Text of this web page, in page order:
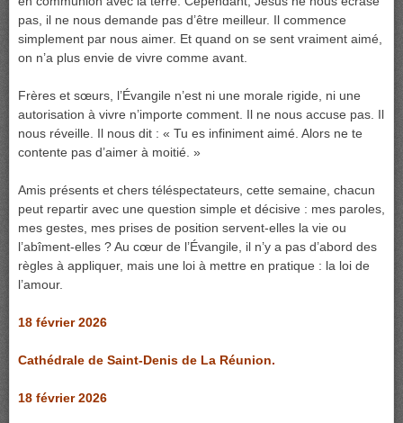
pas, il ne nous demande pas d’être meilleur. Il commence
simplement par nous aimer. Et quand on se sent vraiment aimé,
on n’a plus envie de vivre comme avant.
Frères et sœurs, l’Évangile n’est ni une morale rigide, ni une
autorisation à vivre n’importe comment. Il ne nous accuse pas. Il
nous réveille. Il nous dit : « Tu es infiniment aimé. Alors ne te
contente pas d’aimer à moitié. »
Amis présents et chers téléspectateurs, cette semaine, chacun
peut repartir avec une question simple et décisive : mes paroles,
mes gestes, mes prises de position servent-elles la vie ou
l’abîment-elles ? Au cœur de l’Évangile, il n’y a pas d’abord des
règles à appliquer, mais une loi à mettre en pratique : la loi de
l’amour.
18 février 2026
Cathédrale de Saint-Denis de La Réunion.
18 février 2026